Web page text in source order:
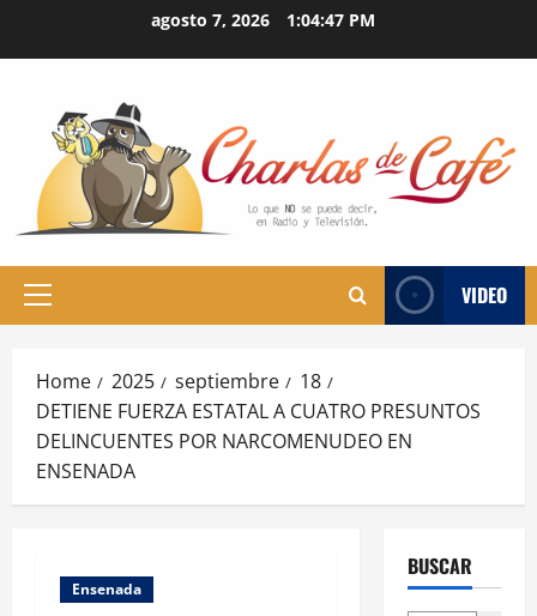
agosto 7, 2026 1:04:48 PM
Primary
VIDEO
Home 2025 septiembre
18
DETIENE FUERZA ESTATAL A CUATRO PRESUNTOS
DELINCUENTES POR NARCOMENUDEO EN
ENSENADA
Ensenada
BUSCAR